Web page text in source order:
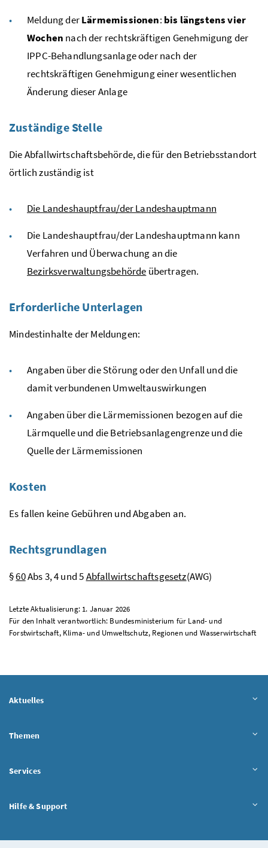
Meldung derLärmemissionen: bis längstens vier
Wochen nach der rechtskräftigen Genehmigung der
IPPC-Behandlungsanlage oder nach der
rechtskräftigen Genehmigung einer wesentlichen
Änderung dieser Anlage
Zuständige Stelle
Die Abfallwirtschaftsbehörde, die für den Betriebsstandort
örtlich zuständig ist
Die Landeshauptfrau/der Landeshauptmann
Die Landeshauptfrau/der Landeshauptmann kann
Verfahren und Überwachung an die
Bezirksverwaltungsbehörde übertragen.
Erforderliche Unterlagen
Mindestinhalte der Meldungen:
Angaben über die Störung oder den Unfall und die
damit verbundenen Umweltauswirkungen
Angaben über die Lärmemissionen bezogen auf die
Lärmquelle und die Betriebsanlagengrenze und die
Quelle der Lärmemissionen
Kosten
Es fallen keine Gebühren und Abgaben an.
Rechtsgrundlagen
§60Abs3, 4 und 5Abfallwirtschaftsgesetz(AWG)
Letzte Aktualisierung: 1. Januar 2026
Für den Inhalt verantwortlich: Bundesministerium für Land- und
Forstwirtschaft, Klima- und Umweltschutz, Regionen und Wasserwirtschaft
Aktuelles
Themen
Services
Hilfe & Support